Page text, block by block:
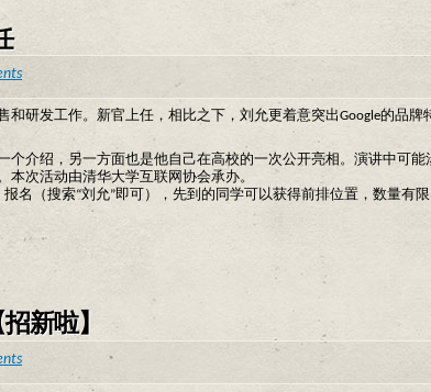
研发工作。新官上任，相比之下，刘允更着意突出Google的品牌
个介绍，另一方面也是他自己在高校的一次公开亮相。演讲中可能
本次活动由清华大学互联网协会承办。
报名（搜索“刘允”即可），先到的同学可以获得前排位置，数量有限
新啦】